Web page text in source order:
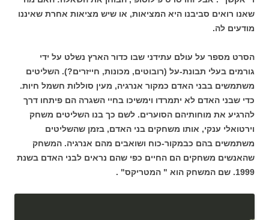
שאנו רואים סביבנו היא המציאות, או שיש מציאות אחרת שאיננו
מודעים לה.
הסרט מספר על עולם עתידני שבו כדור הארץ נשלט על ידי
גורמים בעלי תבונת-על (רובוטים, מכונות, חייזרים?). השליטים
משתמשים בבני האדם כמקור אנרגיה, מעין סוללות חשמל חיות.
כדי שבני האדם לא יתמרדו וימשיכו בחיי השגרה הם פיתחו דרך
להרגיע את מוחותיהם הסוערים. לשם כך בנו השליטים משחק
וירטואלי ענקי, אותו משחקים בני האדם, בזמן שהשליטים
משתמשים בהם כבמקור-כוח ושואבים מהם אנרגיה. המשחק
שהאנשים משחקים הם החיים כפי שהם נראים לבני האדם בשנת
1999. שם המשחק הוא " המטריקס" .